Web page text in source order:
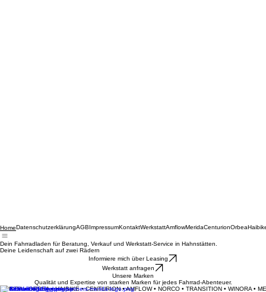
HomeDatenschutzerklärungAGB ImpressumKontaktWerkstattAmflowMeridaCenturion
Dein Fahrradladen für Beratung, Verkauf und Werkstatt-Service in Hahnstätten.
Informiere mich über Leasing
Werkstatt anfragen